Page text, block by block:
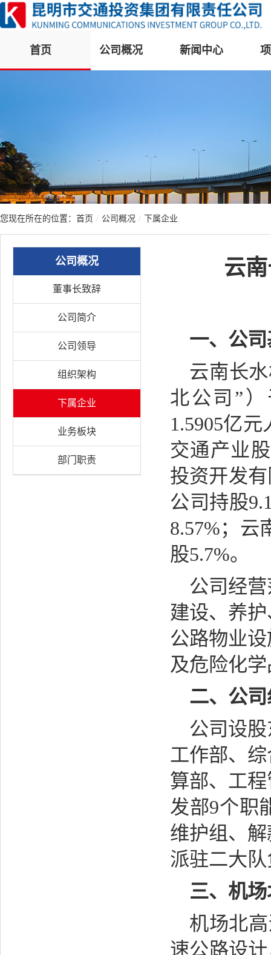
首页 公司概况 新闻中心
您现在所在的位置： 首页 / 公司概况 / 下属企业
公司概况
董事长致辞
公司简介
公司领导
组织架构
下属企业
业务板块
部门职责
云
一、公
云南长
北公司”
1.5905亿
交通产业
投资开发
公司持股
8.57%；云
股5.7%。
公司经
建设、养
公路物业
及危险化
二、公
公司设
工作部、
算部、工
发部9个职
维护组、
派驻二大
三、机
机场北
速公路设